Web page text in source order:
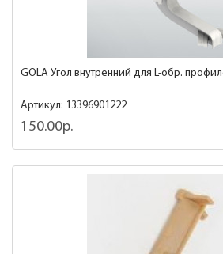
GOLA Угол внутренний для L-обр.
Артикул: 13396901222
150.00р.